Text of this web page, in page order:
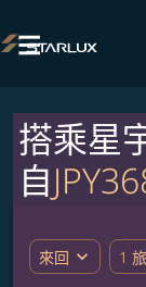

搭乘星
自
來回 expand_more 1